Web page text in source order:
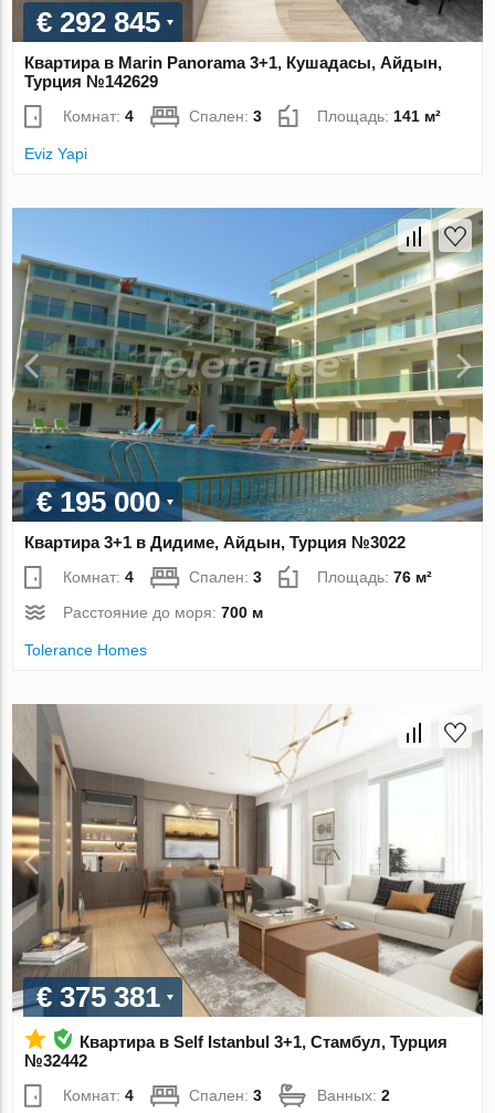
€ 292 845
Квартира в Marin Panorama 3+1, Кушадасы, Айдын,
Турция №142629
Комнат:4 Спален:3 Площадь: 141 м²
Eviz Yapi
€ 195 000
Квартира 3+1 в Дидиме, Айдын, Турция №3022
Комнат:4 Спален:3 Площадь:76 м²
Расстояние до моря:700 м
Tolerance Homes
€ 375 381
Квартира в Self Istanbul 3+1, Стамбул, Турция
№32442
Комнат:4 Спален:3 Ванных:2